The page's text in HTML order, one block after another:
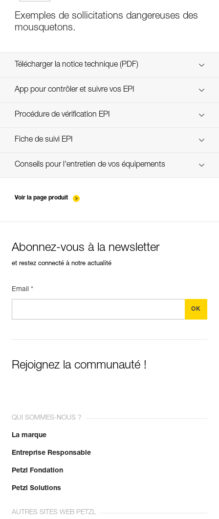
Exemples de sollicitations dangereuses des
mousquetons.
Télécharger la notice technique (PDF)
Technical Notice
App pour contrôler et suivre vos EPI
découvrez ePPEcentre
Procédure de vérification EPI
verif EPI-CONNECTEURS-procedure-FR
Fiche de suivi EPI
verif EPI-suivi-connecteur-FR
Conseils pour l'entretien de vos équipements
Voir la page produit
Abonnez-vous à la newsletter
et restez connecté à notre actualité
Email *
Rejoignez la communauté !
QUI SOMMES-NOUS ?
La marque
Entreprise Responsable
Petzl Fondation
Petzl Solutions
AUTRES SITES WEB PETZL